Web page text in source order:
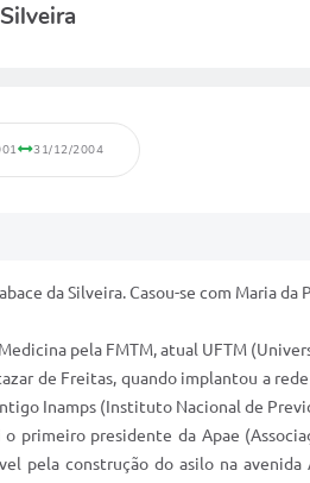
31/12/2004
da Silveira. Casou-se com Maria
pela FMTM, atual UFTM
de Freitas, quando implantou a
Inamps (Instituto Nacional de
primeiro presidente da Apae
pela construção do asilo na